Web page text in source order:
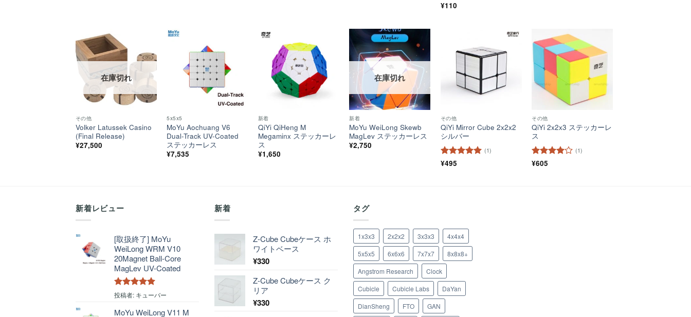
5段階中
¥110
ほし
い！
在庫切れ
その他
Volker Latussek Casino
(Final Release)
¥27,500
5x5x5
MoYu Aochuang V6
Dual-Track UV-Coated
ステッカーレス
¥7,535
ほし
い！
新着
QiYi QiHeng M
Megaminx ステッカーレ
ス
¥1,650
ほし
い！
在庫切れ
新着
MoYu WeiLong Skewb
MagLev ステッカーレス
¥2,750
ほし
い！
その他
QiYi Mirror Cube 2x2x2
シルバー
5段階中
(1)
¥495
ほし
い！
その他
QiYi 2x2x3 ステッカーレ
ス
5段階中
(1)
¥605
新着レビュー
[取扱終了] MoYu
WeiLong WRM V10
20Magnet Ball-Core
MagLev UV-Coated
5段階中 5 の
投稿者: キューバー
MoYu WeiLong V11 M
新着
Z-Cube Cubeケース ホ
ワイトベース
¥330
Z-Cube Cubeケース ク
リア
¥330
タグ
1x3x3 2x2x2 3x3x3
4x4x4
5x5x5
6x6x6 7x7x7
8x8x8+
Angstrom Research
Clock
Cubicle
Cubicle Labs
DaYan
DianSheng
FTO
GAN